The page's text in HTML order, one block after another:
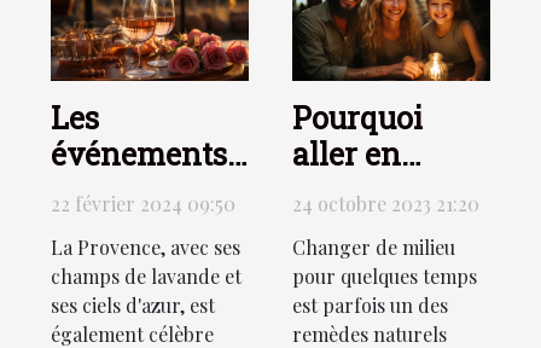
Les
événements
culturels
autour du vin
rosé de
Provence
22 février 2024 09:50
La Provence, avec ses
champs de lavande et
ses ciels d'azur, est
également célèbre
Pourquoi
aller en
voyage en
famille pour
les
vacances ?
24 octobre 2023 21:20
Changer de milieu
pour quelques temps
est parfois un des
remèdes naturels